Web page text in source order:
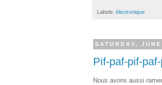
Labels: électronique
SATURDAY,
Pif-paf-pif-
Nous avons aussi